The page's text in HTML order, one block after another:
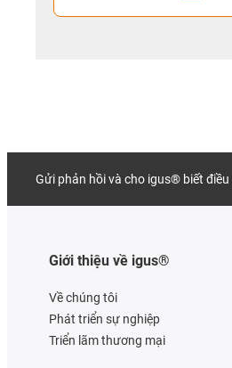
Gửi phản hồi và cho igus® biết
Giới thiệu về igus®
Về chúng tôi
Phát triển sự nghiệp
Triển lãm thương mại